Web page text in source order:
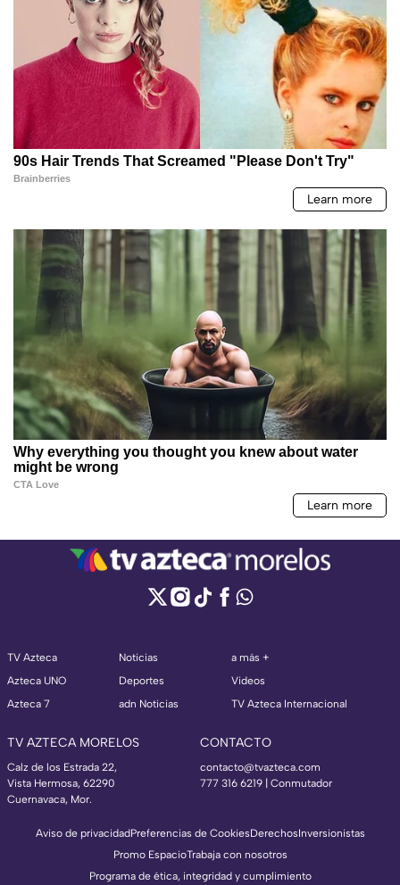
TV Azteca
Azteca UNO
Azteca 7
Noticias
Deportes
adn Noticias
a más +
Videos
TV Azteca Internacional
TV AZTECA MORELOS
Calz de los Estrada 22,
Vista Hermosa, 62290
Cuernavaca, Mor.
CONTACTO
contacto@tvazteca.com
777 316 6219 | Conmutador
Aviso de privacidadPreferencias de CookiesDerechosInversionistas
Promo EspacioTrabaja con nosotros
Programa de ética, integridad y cumplimiento